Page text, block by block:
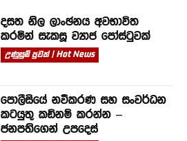
දසත නිල ලාංඡනය අවභාවිත
කරමින් සැකසූ ව්‍යාජ පෝස්ටුවක්
උණුසුම් පුවත් | Hot News
පොලීසියේ නවීකරණ සහ සංවර්ධන
කටයුතු කඩිනම් කරන්න –
ජනපතිගෙන් උපදෙස්